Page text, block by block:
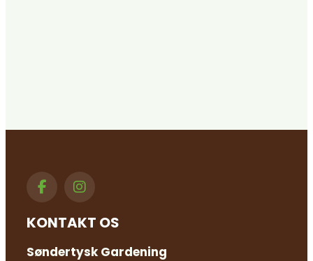
KONTAKT OS
Søndertysk Gardening